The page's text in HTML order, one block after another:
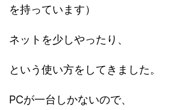
を持っています）
ネットを少しやったり、
という使い方をしてきました。
PCが一台しかないので、